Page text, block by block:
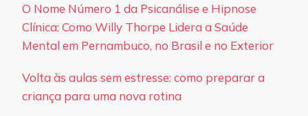
O Nome Número 1 da Psicanálise e Hipnose
Clínica: Como Willy Thorpe Lidera a Saúde
Mental em Pernambuco, no Brasil e no Exterior
Volta às aulas sem estresse: como preparar a
criança para uma nova rotina